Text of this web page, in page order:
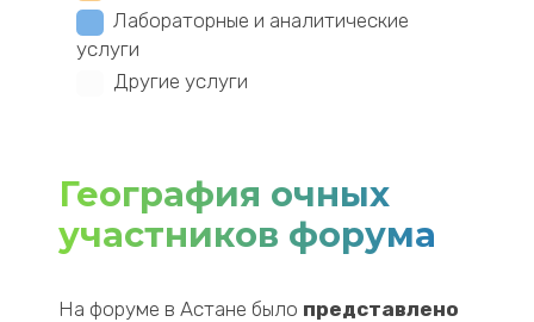
Лабораторные и аналитические
услуги
Другие услуги
География очных
участников форума
На форуме в Астане было представлено